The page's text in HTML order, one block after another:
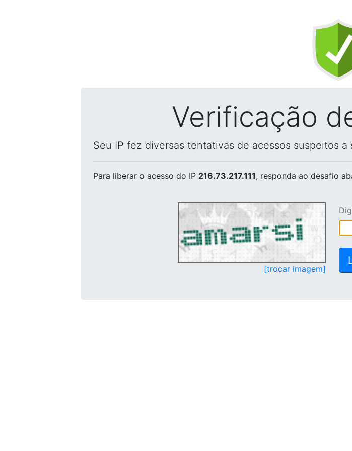
Verificação
Seu IP fez diversas tentativas de acessos suspeitos
Para liberar o acesso do IP 216.73.217.111, responda ao desafio
[trocar imagem]